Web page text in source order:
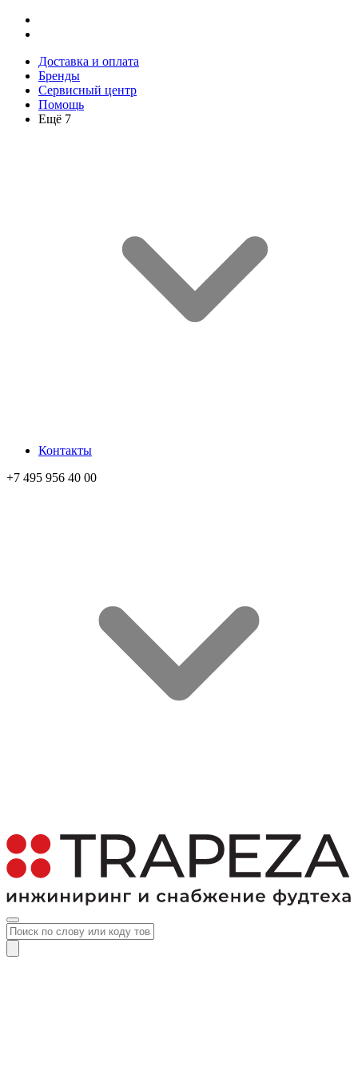
Доставка и оплата
Бренды
Сервисный центр
Помощь
Ещё 7
Контакты
+7 495 956 40 00